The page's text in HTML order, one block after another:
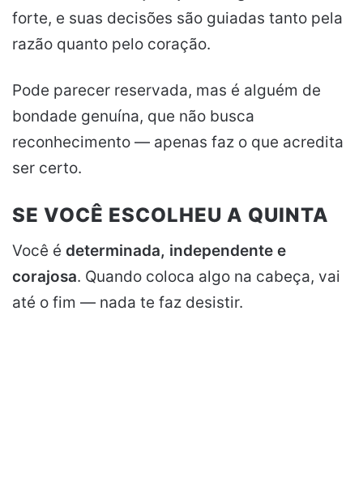
forte, e suas decisões são guiadas tanto pela
razão quanto pelo coração.
Pode parecer reservada, mas é alguém de
bondade genuína, que não busca
reconhecimento — apenas faz o que acredita
ser certo.
SE VOCÊ ESCOLHEU A QUINTA
Você é determinada, independente e
corajosa. Quando coloca algo na cabeça, vai
até o fim — nada te faz desistir.